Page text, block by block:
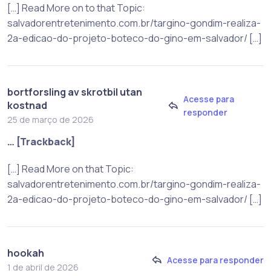
[…] Read More on to that Topic:
salvadorentretenimento.com.br/targino-gondim-realiza-
2a-edicao-do-projeto-boteco-do-gino-em-salvador/ […]
bortforsling av skrotbil utan
kostnad
25 de março de 2026
Acesse para
responder
… [Trackback]
[…] Read More on that Topic:
salvadorentretenimento.com.br/targino-gondim-realiza-
2a-edicao-do-projeto-boteco-do-gino-em-salvador/ […]
hookah
1 de abril de 2026
Acesse para responder